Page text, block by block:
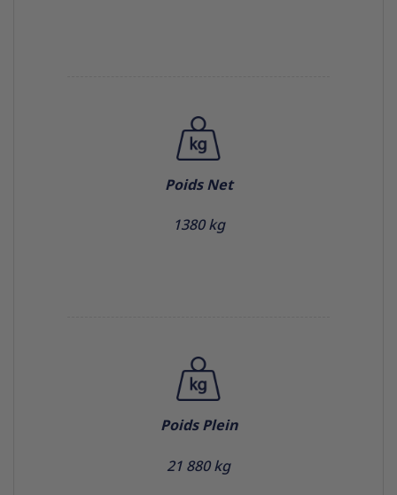
Poids Net
1380 kg
Poids Plein
21 880 kg